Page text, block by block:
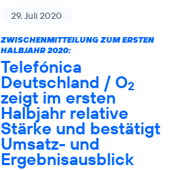
29. Juli 2020
ZWISCHENMITTEILUNG ZUM ERSTEN
HALBJAHR 2020:
Telefónica
Deutschland / O2
zeigt im ersten
Halbjahr relative
Stärke und bestätigt
Umsatz- und
Ergebnisausblick